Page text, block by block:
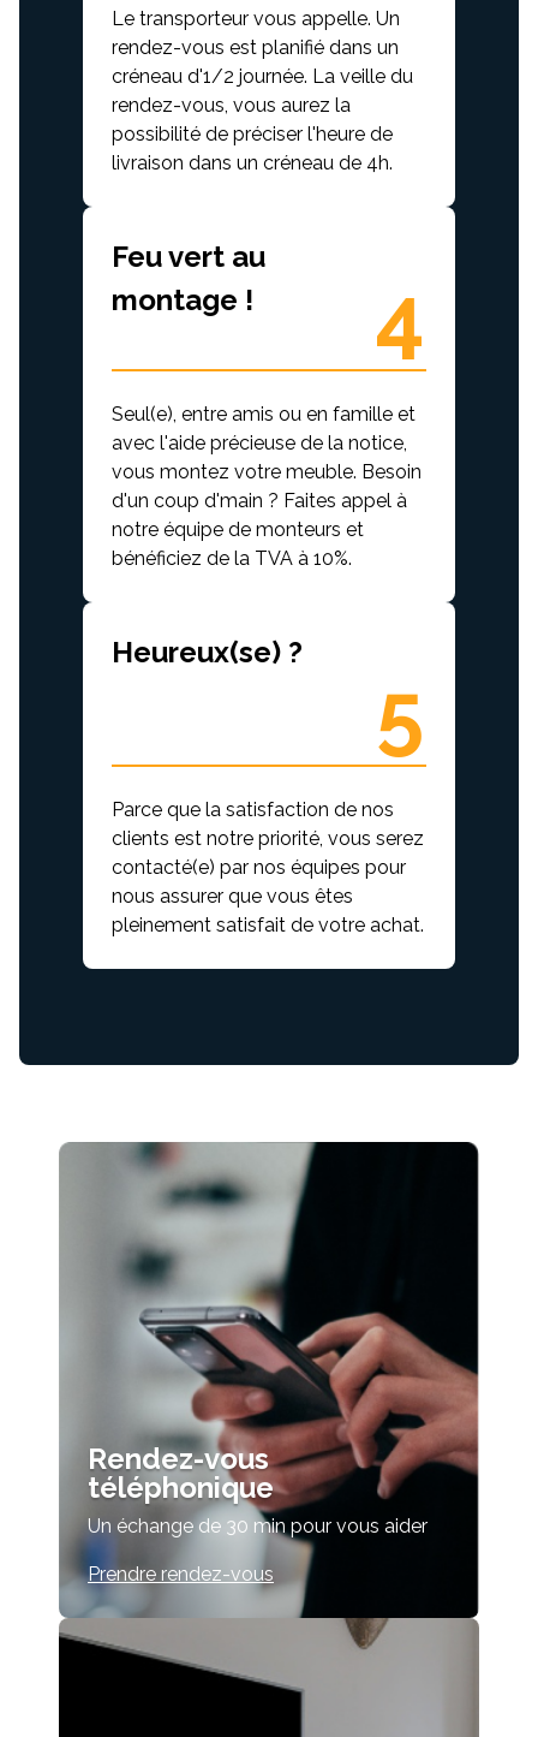
Le transporteur vous appelle. Un
rendez-vous est planifié dans un
créneau d'1/2 journée. La veille du
rendez-vous, vous aurez la
possibilité de préciser l'heure de
livraison dans un créneau de 4h.
4
Feu vert au
montage !
Seul(e), entre amis ou en famille et
avec l'aide précieuse de la notice,
vous montez votre meuble. Besoin
d'un coup d'main ? Faites appel à
notre équipe de monteurs et
bénéficiez de la TVA à 10%.
5
Heureux(se) ?
Parce que la satisfaction de nos
clients est notre priorité, vous serez
contacté(e) par nos équipes pour
nous assurer que vous êtes
pleinement satisfait de votre achat.
Rendez-vous
téléphonique
Un échange de 30 min pour vous aider
Prendre rendez-vous